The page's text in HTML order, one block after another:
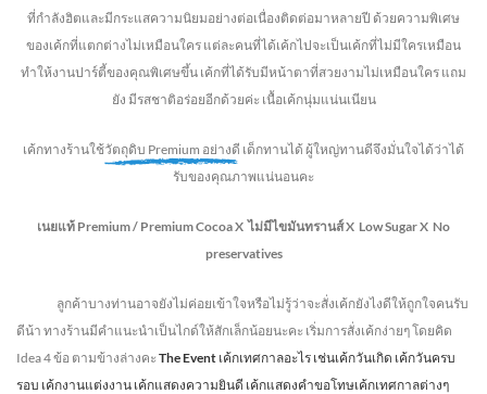
ที่กำลังฮิตและมีกระแสความนิยมอย่างต่อเนื่องติดต่อมาหลายปี ด้วยความพิเศษ
ของเค้กที่แตกต่างไม่เหมือนใคร แต่ละคนที่ได้เค้กไปจะเป็นเค้กที่ไม่มีใครเหมือน
ทำให้งานปาร์ตี้ของคุณพิเศษขึ้น เค้กที่ได้รับมีหน้าตาที่สวยงามไม่เหมือนใคร แถม
ยัง มีรสชาติอร่อยอีกด้วยค่ะ เนื้อเค้กนุ่มแน่นเนียน
เค้กทางร้านใช้วัตถุดิบ Premium อย่างดี เด็กทานได้ ผู้ใหญ่ทานดีจึงมั่นใจได้ว่าได้
รับของคุณภาพแน่นอนคะ
เนยแท้ Premium / Premium CocoaX ไม่มีไขมันทรานส์X Low SugarX No
preservatives
ลูกค้าบางท่านอาจยังไม่ค่อยเข้าใจหรือไม่รู้ว่าจะสั่งเค้กยังไงดีให้ถูกใจคนรับ
ดีน้า ทางร้านมีคำแนะนำเป็นไกด์ให้สักเล็กน้อยนะคะ เริ่มการสั่งเค้กง่ายๆ โดยคิด
Idea 4 ข้อ ตามข้างล่างคะ The Event เค้กเทศกาลอะไร เช่นเค้กวันเกิด เค้กวันครบ
รอบ เค้กงานแต่งงาน เค้กแสดงความยินดี เค้กแสดงคำขอโทษเค้กเทศกาลต่างๆ